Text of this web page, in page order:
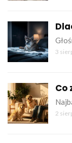
3
Co
2